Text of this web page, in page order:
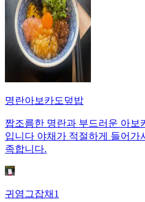
명란아보카도덮밥
짭조름한 명란과 부드러운 아보
입니다 야채가 적절하게 들어가
족합니다.
귀염그잡채1